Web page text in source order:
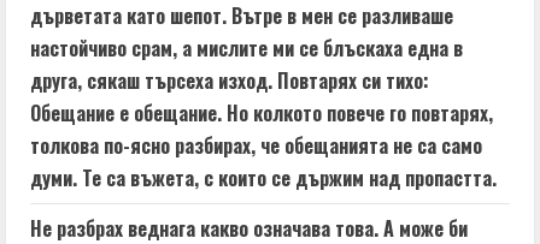
дърветата като шепот. Вътре в мен се разливаше
настойчиво срам, а мислите ми се блъскаха една в
друга, сякаш търсеха изход. Повтарях си тихо:
Обещание е обещание. Но колкото повече го повтарях,
толкова по-ясно разбирах, че обещанията не са само
думи. Те са въжета, с които се държим над пропастта.
Не разбрах веднага какво означава това. А може би